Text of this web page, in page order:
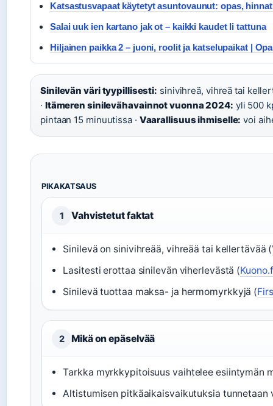
Katsastusvapaat käytetyt asuntovaunut: opas,
Salai uuk ien kartano jak ot – kaikki kaudet li tattuna
Hiljainen paikka 2 – juoni, roolit ja katselupaikat |
Sinilevän väri tyypillisesti: sinivihreä, vihreä tai
· Itämeren sinilevähavainnot vuonna 2024: yli 500
pintaan 15 minuutissa · Vaarallisuus ihmiselle: voi
PIKAKATSAUS
1 Vahvistetut faktat
Sinilevä on sinivihreää, vihreää tai kellertävää (
Lasitesti erottaa sinilevän viherlevästä (
Sinilevä tuottaa maksa- ja hermomyrkkyjä (
2 Mikä on epäselvää
Tarkka myrkkypitoisuus vaihtelee esiintymän
Altistumisen pitkäaikaisvaikutuksia tunnetaan